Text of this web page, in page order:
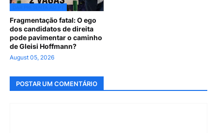
Fragmentação fatal: O ego
dos candidatos de direita
pode pavimentar o caminho
de Gleisi Hoffmann?
August 05, 2026
POSTAR UM COMENTÁRIO